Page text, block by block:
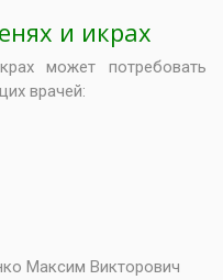
и икрах
может потребовать
врачей:
Максим Викторович